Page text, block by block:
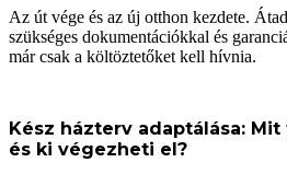
Az út vége és az új otthon kezdete.
szükséges dokumentációkkal és
már csak a költöztetőket kell hívnia.
Kész házterv adaptálása:
és ki végezheti el?